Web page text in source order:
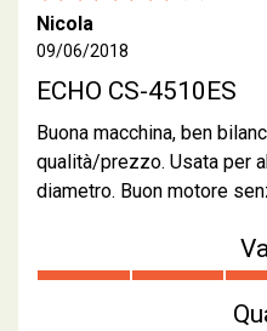
Nicola
09/06/2018
ECHO CS-4510ES
Buona macchina, ben
qualità/prezzo. Usata per
diametro. Buon motore